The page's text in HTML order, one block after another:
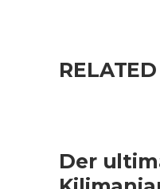
Der